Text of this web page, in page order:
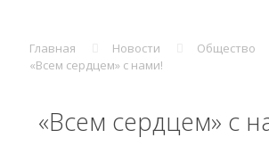
Главная Новости
Общество
«Всем сердцем» с нами!
«Всем сердцем» с